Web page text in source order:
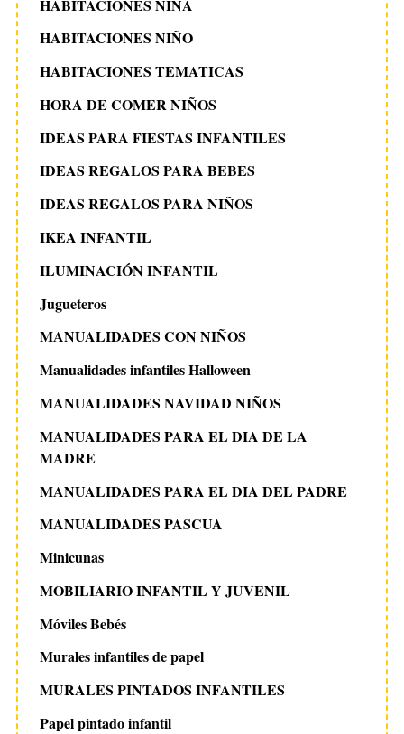
HABITACIONES NIÑA
HABITACIONES NIÑO
HABITACIONES TEMATICAS
HORA DE COMER NIÑOS
IDEAS PARA FIESTAS INFANTILES
IDEAS REGALOS PARA BEBES
IDEAS REGALOS PARA NIÑOS
IKEA INFANTIL
ILUMINACIÓN INFANTIL
Jugueteros
MANUALIDADES CON NIÑOS
Manualidades infantiles Halloween
MANUALIDADES NAVIDAD NIÑOS
MANUALIDADES PARA EL DIA DE LA
MADRE
MANUALIDADES PARA EL DIA DEL PADRE
MANUALIDADES PASCUA
Minicunas
MOBILIARIO INFANTIL Y JUVENIL
Móviles Bebés
Murales infantiles de papel
MURALES PINTADOS INFANTILES
Papel pintado infantil